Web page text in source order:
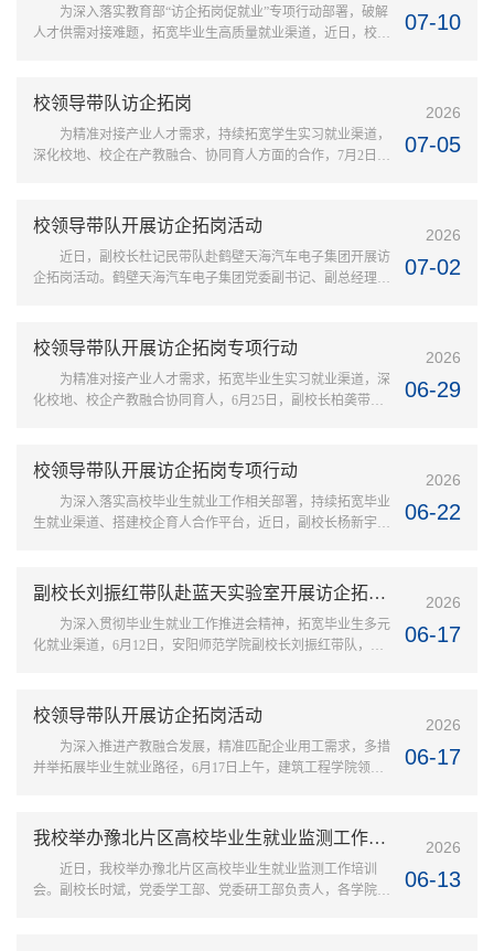
识，严守数据真实红线。各部门、各二级学院要强化主体意
识、责任意识、攻坚意识，...
为深入落实教育部“访企拓岗促就业”专项行动部署，破解
人才供需对接难题，拓宽毕业生高质量就业渠道，近日，校领
同参加。校党委书记孔国庆一行先后实地走访德力西电气、濮
业，走进生产车间，详细了解企业经营状况、产业布局、人才
结构及用工需求；实地调...
07-10
校领导带队访企拓岗
为精准对接产业人才需求，持续拓宽学生实习就业渠道，
深化校地、校企在产教融合、协同育人方面的合作，7月2日，
限公司等企业开展访企拓岗专项行动。在河南中安规划设计有
交流，双方围绕城乡规划、测绘地理信息等专业领域的人才培
养、实习实训基地建设及...
2026
07-05
校领导带队开展访企拓岗活动
近日，副校长杜记民带队赴鹤壁天海汽车电子集团开展访
企拓岗活动。鹤壁天海汽车电子集团党委副书记、副总经理张
点阐述了学科建设、专业发展、师资力量及毕业生培养等方面
团企业文化、发展历程、产业布局及人才需求，期待与我校在
各领域开展深度合作，实...
2026
07-02
校领导带队开展访企拓岗专项行动
为精准对接产业人才需求，拓宽毕业生实习就业渠道，深
化校地、校企产教融合协同育人，6月25日，副校长柏䶮带队
组书记邵忠民、副主席张晓英，安阳市科技馆馆长许纪昌，与
航天 ”“智慧创想 ”五个主题展厅，并在“刘洋教室”开展座谈交
流。在郑...
2026
06-29
校领导带队开展访企拓岗专项行动
为深入落实高校毕业生就业工作相关部署，持续拓宽毕业
生就业渠道、搭建校企育人合作平台，近日，副校长杨新宇带
理念、完备的办学条件、浓厚的校园文化氛围和丰硕的办学成
学师资补充的关键窗口期，希望双方以此次共建合作为契机，
持续深化人才培养、实习...
2026
06-22
副校长刘振红带队赴蓝天实验室开展访企拓岗专项行动
为深入贯彻毕业生就业工作推进会精神，拓宽毕业生多元
化就业渠道，6月12日，安阳师范学院副校长刘振红带队，软
行动。刘振红一行在蓝天实验室发展服务中心副主任谢利军、
人机产业园及航空展厅、安阳蜂巢智能装备有限公司、河南坤
宇无人机科技有限公司、安...
2026
06-17
校领导带队开展访企拓岗活动
为深入推进产教融合发展，精准匹配企业用工需求，多措
并举拓展毕业生就业路径，6月17日上午，建筑工程学院领导
间，校企双方召开专题座谈会。学院党委书记张玉峰围绕学院
展现状、人才培养定位及育人实施模式。参会企业紧扣钢板仓
行业转型升级发展趋势，围...
2026
06-17
我校举办豫北片区高校毕业生就业监测工作培训会
近日，我校举办豫北片区高校毕业生就业监测工作培训
会。副校长时斌，党委学工部、党委研工部负责人，各学院副
2026
06-13